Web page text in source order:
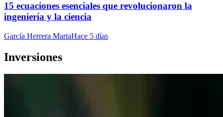
15 ecuaciones esenciales que revolucionaron la
ingeniería y la ciencia
García Herrera MartaHace 5 días
Inversiones